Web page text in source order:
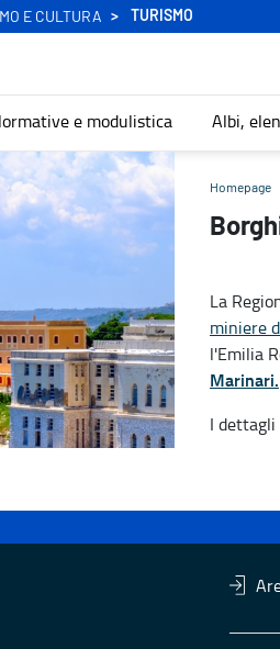
E CULTURA TURISMO
e modulistica Albi,
Homepage
La
miniere
l'Emilia
Marinari.
I